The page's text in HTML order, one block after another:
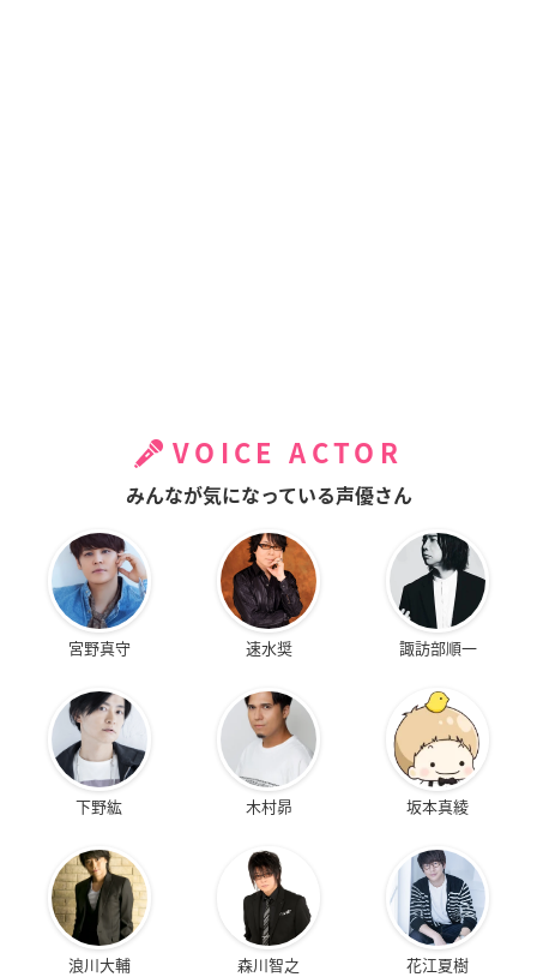
VOICE ACTOR
みんなが気になっている声優さん
宮野真守 速水奨 諏訪部順一
下野紘 木村昴 坂本真綾
浪川大輔 森川智之 花江夏樹